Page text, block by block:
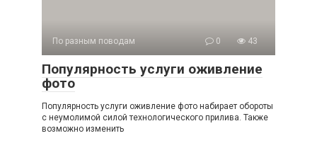
По разным поводам 0 43
Популярность услуги оживление
фото
Популярность услуги оживление фото набирает обороты
с неумолимой силой технологического прилива. Также
возможно изменить